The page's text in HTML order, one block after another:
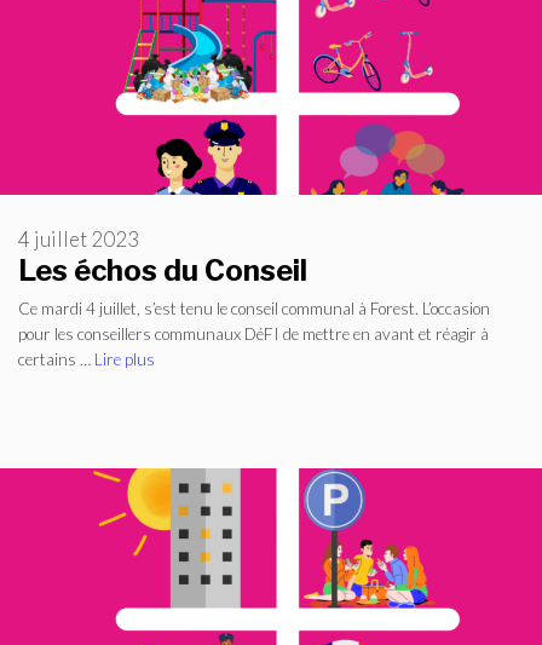
Les échos du Conseil
4 juillet 2023
Ce mardi 4 juillet, s’est tenu le conseil communal à Forest. L’occasion
pour les conseillers communaux DéFI de mettre en avant et réagir à
certains … Lire plus